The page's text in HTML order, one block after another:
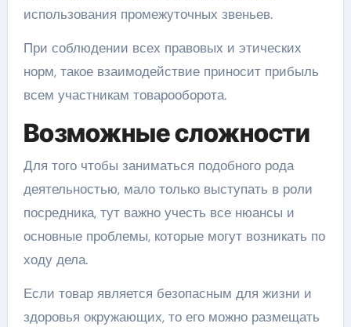
использования промежуточных звеньев.
При соблюдении всех правовых и этических
норм, такое взаимодействие приносит прибыль
всем участникам товарооборота.
Возможные сложности
Для того чтобы заниматься подобного рода
деятельностью, мало только выступать в роли
посредника, тут важно учесть все нюансы и
основные проблемы, которые могут возникать по
ходу дела.
Если товар является безопасным для жизни и
здоровья окружающих, то его можно размещать